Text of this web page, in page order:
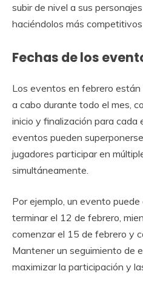
subir de nivel a sus
haciéndolos más
Fechas de los
Los eventos en febrero
a cabo durante todo el mes,
inicio y finalización para cada
eventos pueden
jugadores participar en
simultáneamente.
Por ejemplo, un evento
terminar el 12 de febrero,
comenzar el 15 de febrero y
Mantener un seguimiento de
maximizar la participación y